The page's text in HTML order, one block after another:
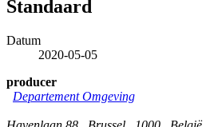
Standaard
Datum
2020-05-05
producer
Departement Omgeving